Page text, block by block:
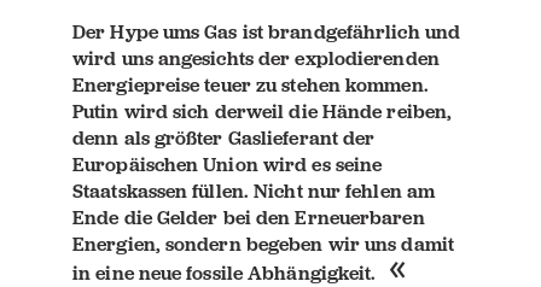
Der Hype ums Gas ist brandgefährlich und
wird uns angesichts der explodierenden
Energiepreise teuer zu stehen kommen.
Putin wird sich derweil die Hände reiben,
denn als größter Gaslieferant der
Europäischen Union wird es seine
Staatskassen füllen. Nicht nur fehlen am
Ende die Gelder bei den Erneuerbaren
Energien, sondern begeben wir uns damit
in eine neue fossile Abhängigkeit.